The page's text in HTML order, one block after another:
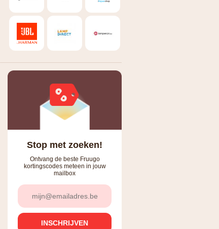
Stop met zoeken!
Ontvang de beste Fruugo
kortingscodes meteen in jouw
mailbox